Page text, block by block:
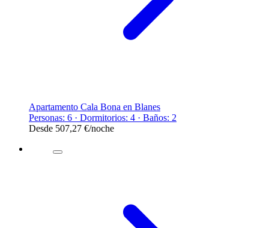
Apartamento Cala Bona en Blanes
Personas: 6 · Dormitorios: 4 · Baños: 2
Desde 507,27 €/noche